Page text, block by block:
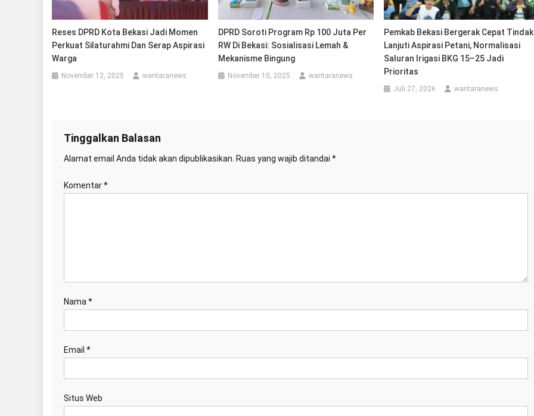
Reses DPRD Kota Bekasi Jadi Momen
Perkuat Silaturahmi Dan Serap Aspirasi
Warga
November 12, 2025 wantaranews
DPRD Soroti Program Rp 100 Juta Per
RW Di Bekasi: Sosialisasi Lemah &
Mekanisme Bingung
November 10, 2025 wantaranews
Pemkab Bekasi Bergerak Cepat Tindak
Lanjuti Aspirasi Petani, Normalisasi
Saluran Irigasi BKG 15–25 Jadi
Prioritas
Juli 27, 2026 wantaranews
Tinggalkan Balasan
Alamat email Anda tidak akan dipublikasikan. Ruas yang wajib ditandai *
Komentar*
Nama *
Email *
Situs Web